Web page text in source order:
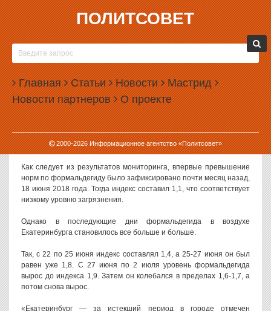
ПОЛИТСОВЕТ
Главная Статьи Новости Мастрид
Новости партнеров О проекте
2000-2026Информационное агентство «Политсовет»
12.07.2018, 16:01
ВОЗДУХ ЕКАТЕРИНБУРГА ПОЧТИ МЕСЯЦ
ЗАГРЯЗНЕН ФОРМАЛЬДЕГИДОМ
В воздухе Екатеринбурга на протяжении последних четырех
недель сохраняется повышенное содержание формальдегида,
причем со временем оно только росло.
Такие данные публикует Уральское управление по
гидрометеорологии и мониторингу окружающей среды.
Как следует из результатов мониторинга, впервые превышение
норм по формальдегиду было зафиксировано почти месяц назад,
18 июня 2018 года. Тогда индекс составил 1,1, что соответствует
низкому уровню загрязнения.
Однако в последующие дни формальдегида в воздухе
Екатеринбурга становилось все больше и больше.
Так, с 22 по 25 июня индекс составлял 1,4, а 25-27 июня он был
равен уже 1,8. С 27 июня по 2 июля уровень формальдегида
вырос до индекса 1,9. Затем он колебался в пределах 1,6-1,7, а
потом снова вырос.
«Екатеринбург — за истекший период в городе отмечен